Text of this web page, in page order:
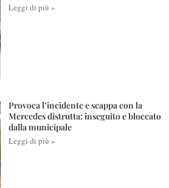
Leggi di più »
Provoca l’incidente e scappa con la
Mercedes distrutta: inseguito e bloccato
dalla municipale
Leggi di più »